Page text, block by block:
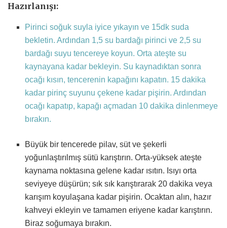
Hazırlanışı:
Pirinci soğuk suyla iyice yıkayın ve 15dk suda
bekletin. Ardından 1,5 su bardağı pirinci ve 2,5 su
bardağı suyu tencereye koyun. Orta ateşte su
kaynayana kadar bekleyin. Su kaynadıktan sonra
ocağı kısın, tencerenin kapağını kapatın. 15 dakika
kadar pirinç suyunu çekene kadar pişirin. Ardından
ocağı kapatıp, kapağı açmadan 10 dakika dinlenmeye
bırakın.
Büyük bir tencerede pilav, süt ve şekerli
yoğunlaştırılmış sütü karıştırın. Orta-yüksek ateşte
kaynama noktasına gelene kadar ısıtın. Isıyı orta
seviyeye düşürün; sık sık karıştırarak 20 dakika veya
karışım koyulaşana kadar pişirin. Ocaktan alın, hazır
kahveyi ekleyin ve tamamen eriyene kadar karıştırın.
Biraz soğumaya bırakın.